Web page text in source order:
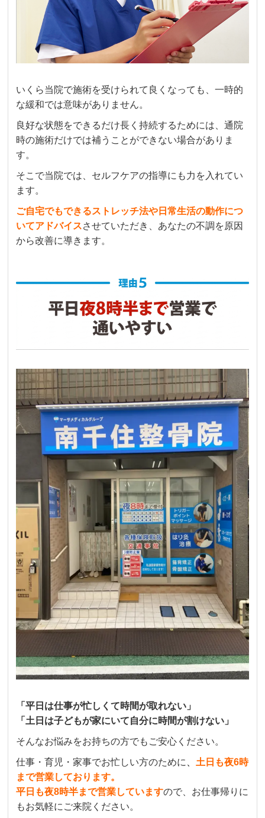
いくら当院で施術を受けられて良くなっても、一時的
な緩和では意味がありません。
良好な状態をできるだけ長く持続するためには、通院
時の施術だけでは補うことができない場合がありま
す。
そこで当院では、セルフケアの指導にも力を入れてい
ます。
ご自宅でもできるストレッチ法や日常生活の動作につ
いてアドバイスさせていただき、あなたの不調を原因
から改善に導きます。
「平日は仕事が忙しくて時間が取れない」
「土日は子どもが家にいて自分に時間が割けない」
そんなお悩みをお持ちの方でもご安心ください。
仕事・育児・家事でお忙しい方のために
土日も夜6時
まで営業しております。
平日も夜8時半まで営業していますので、お仕事帰りに
もお気軽にご来院ください。